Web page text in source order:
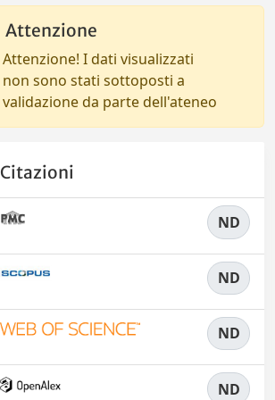
Attenzione
Attenzione! I dati visualizzati
non sono stati sottoposti a
validazione da parte dell'ateneo
Citazioni
ND
ND
ND
ND